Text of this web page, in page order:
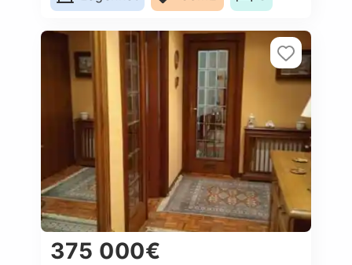
375 000€